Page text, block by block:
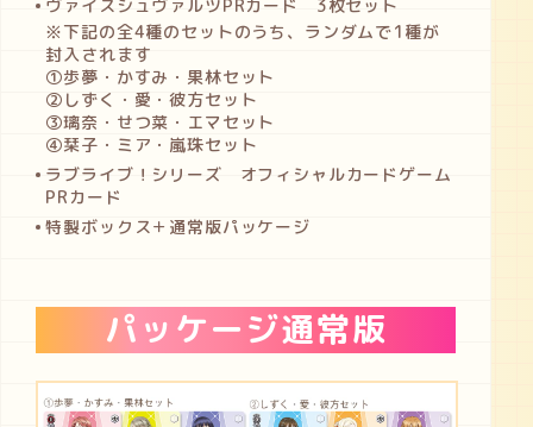
ヴァイスシュヴァルツPRカード 3枚セット
※下記の全4種のセットのうち、ランダムで1種が
封入されます
①歩夢・かすみ・果林セット
②しずく・愛・彼方セット
③璃奈・せつ菜・エマセット
④栞子・ミア・嵐珠セット
ラブライブ！シリーズ オフィシャルカードゲーム
PRカード
特製ボックス＋通常版パッケージ
パッケージ通常版